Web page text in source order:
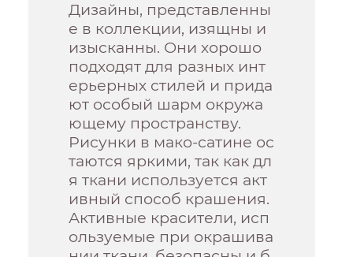
Дизайны, представленны
е в коллекции, изящны и
изысканны. Они хорошо
подходят для разных инт
ерьерных стилей и прида
ют особый шарм окружа
ющему пространству.
Рисунки в мако-сатине ос
таются яркими, так как дл
я ткани используется акт
ивный способ крашения.
Активные красители, исп
ользуемые при окрашива